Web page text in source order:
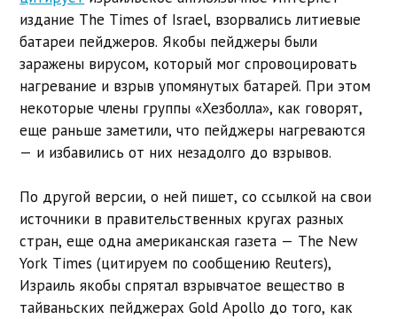
издание The Times of Israel, взорвались литиевые
батареи пейджеров. Якобы пейджеры были
заражены вирусом, который мог спровоцировать
нагревание и взрыв упомянутых батарей. При этом
некоторые члены группы «Хезболла», как говорят,
еще раньше заметили, что пейджеры нагреваются
— и избавились от них незадолго до взрывов.
По другой версии, о ней пишет, со ссылкой на свои
источники в правительственных кругах разных
стран, еще одна американская газета — The New
York Times (цитируем по сообщению Reuters),
Израиль якобы спрятал взрывчатое вещество в
тайваньских пейджерах Gold Apollo до того, как